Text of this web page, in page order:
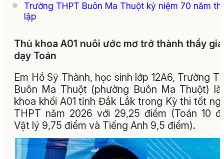
Trường THPT Buôn Ma Thuột kỷ niệm 70 năm
lập
Thủ khoa A01 nuôi ước mơ trở thành thầy
dạy Toán
Em Hồ Sỹ Thành, học sinh lớp 12A6, Trường
Buôn Ma Thuột (phường Buôn Ma Thuột)
khoa khối A01 tỉnh Đắk Lắk trong Kỳ thi tốt
THPT năm 2026 với 29,25 điểm (Toán 10
Vật lý 9,75 điểm và Tiếng Anh 9,5 điểm).